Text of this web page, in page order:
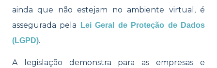
ainda que não estejam no ambiente virtual, é
assegurada pela
Lei Geral de Proteção de Dados
(LGPD).
A legislação demonstra para as empresas e